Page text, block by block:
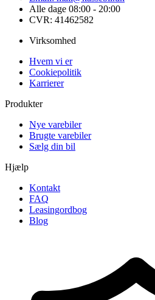
Alle dage 08:00 - 20:00
CVR: 41462582
Virksomhed
Hvem vi er
Cookiepolitik
Karrierer
Produkter
Nye varebiler
Brugte varebiler
Sælg din bil
Hjælp
Kontakt
FAQ
Leasingordbog
Blog